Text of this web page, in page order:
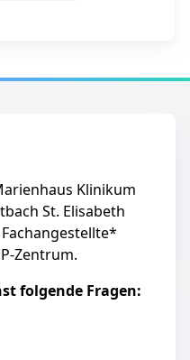
Klinikum
St. Elisabeth
Zentrum.
folgende Fragen: